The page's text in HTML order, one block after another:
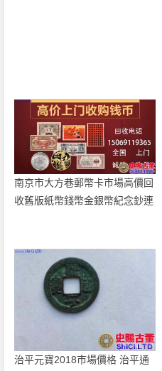
南京市大方巷郵幣卡市場高價回
收舊版紙幣錢幣金銀幣紀念鈔連
治平元寶2018市場價格 治平通